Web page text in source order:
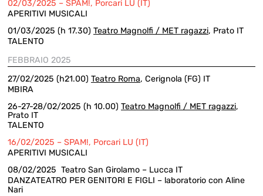
02/03/2025 – SPAM!, Porcari LU (IT)
APERITIVI MUSICALI
01/03/2025 (h 17.30) Teatro Magnolfi / MET ragazzi, Prato IT
TALENTO
FEBBRAIO 2025
27/02/2025 (h21.00) Teatro Roma, Cerignola (FG) IT
MBIRA
26-27-28/02/2025 (h 10.00) Teatro Magnolfi / MET ragazzi,
Prato IT
TALENTO
16/02/2025 – SPAM!, Porcari LU (IT)
APERITIVI MUSICALI
08/02/2025 Teatro San Girolamo – Lucca IT
DANZATEATRO PER GENITORI E FIGLI – laboratorio con Aline
Nari